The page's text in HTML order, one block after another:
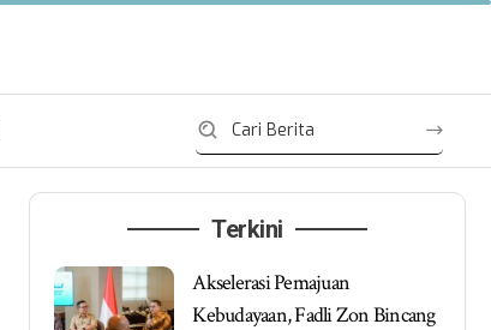
Terkini
Akselerasi Pemajuan
Kebudayaan, Fadli Zon Bincang